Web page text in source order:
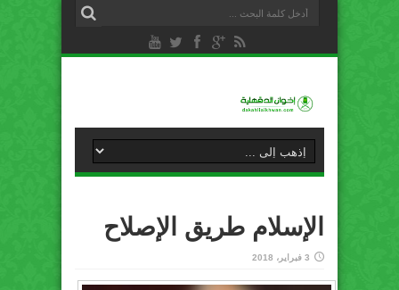
الإسلام طريق الإصلاح
3 فبراير، 2018